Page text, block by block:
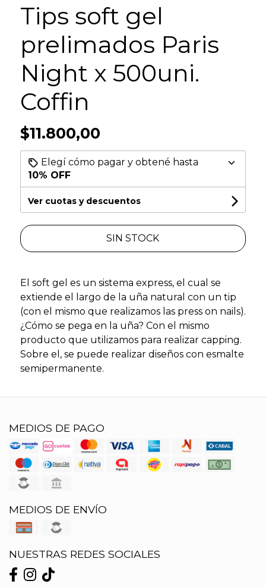
Tips soft gel
prelimados Paris
Night x 500uni.
Coffin
$11.800,00
Elegí cómo pagar y obtené hasta
10% OFF
Ver cuotas y descuentos
SIN STOCK
El soft gel es un sistema express, el cual se
extiende el largo de la uña natural con un tip
(con el mismo que realizamos las press on nails).
¿Cómo se pega en la uña? Con el mismo
producto que utilizamos para realizar capping.
Sobre el, se puede realizar diseños con esmalte
semipermanente.
MEDIOS DE PAGO
MEDIOS DE ENVÍO
NUESTRAS REDES SOCIALES